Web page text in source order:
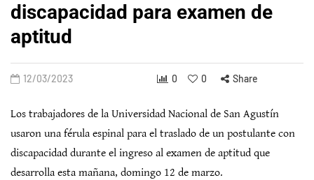
discapacidad para examen de
aptitud
12/03/2023 0 0 Share
Los trabajadores de la Universidad Nacional de San Agustín
usaron una férula espinal para el traslado de un postulante con
discapacidad durante el ingreso al examen de aptitud que
desarrolla esta mañana, domingo 12 de marzo.